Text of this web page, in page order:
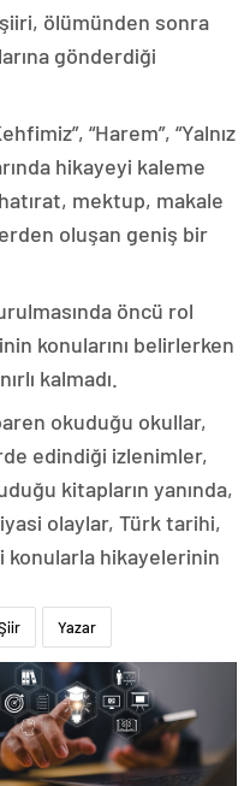
şiiri, ölümünden sonra
gönderdiği
“Harem”, “Yalnız
hikayeyi kaleme
mektup, makale
oluşan geniş bir
öncü rol
konularını belirlerken
kalmadı.
okuduğu okullar,
edindiği izlenimler,
kitapların yanında,
olaylar, Türk tarihi,
hikayelerinin
Yazar